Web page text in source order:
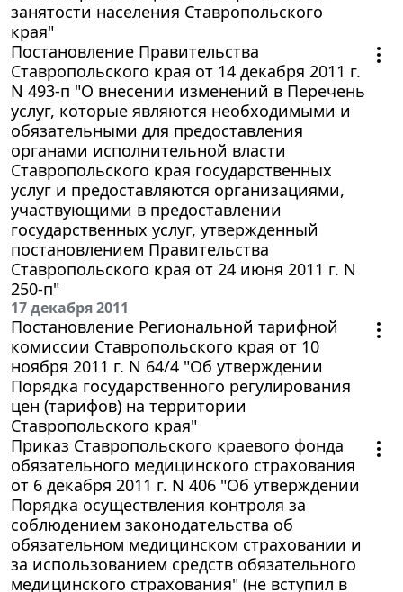
занятости населения Ставропольского
края"
Постановление Правительства
Ставропольского края от 14 декабря 2011 г.
N 493-п "О внесении изменений в Перечень
услуг, которые являются необходимыми и
обязательными для предоставления
органами исполнительной власти
Ставропольского края государственных
услуг и предоставляются организациями,
участвующими в предоставлении
государственных услуг, утвержденный
постановлением Правительства
Ставропольского края от 24 июня 2011 г. N
250-п"
17 декабря 2011
Постановление Региональной тарифной
комиссии Ставропольского края от 10
ноября 2011 г. N 64/4 "Об утверждении
Порядка государственного регулирования
цен (тарифов) на территории
Ставропольского края"
Приказ Ставропольского краевого фонда
обязательного медицинского страхования
от 6 декабря 2011 г. N 406 "Об утверждении
Порядка осуществления контроля за
соблюдением законодательства об
обязательном медицинском страховании и
за использованием средств обязательного
медицинского страхования" (не вступил в